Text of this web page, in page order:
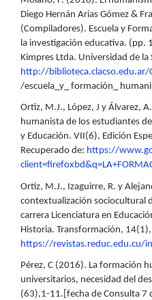
Diego Hernán Arias Gómez &
(Compiladores). Escuela y
la investigación educativa. (pp.
Kimpres Ltda. Universidad de la
http://
/escuela_y_ formación_
Ortiz, M.J., López, J y Álvarez,
humanista de los estudiantes
y Educación. VII(6), Edición
Recuperado de: https://
Ortiz, M.J., Izaguirre, R. y
contextualización sociocultural
carrera Licenciatura en
Historia. Transformación,
https://revistas.reduc.edu.cu/
Pérez, C (2016). La formación
universitarios, necesidad del
(63),1-11.[fecha de Consulta 7